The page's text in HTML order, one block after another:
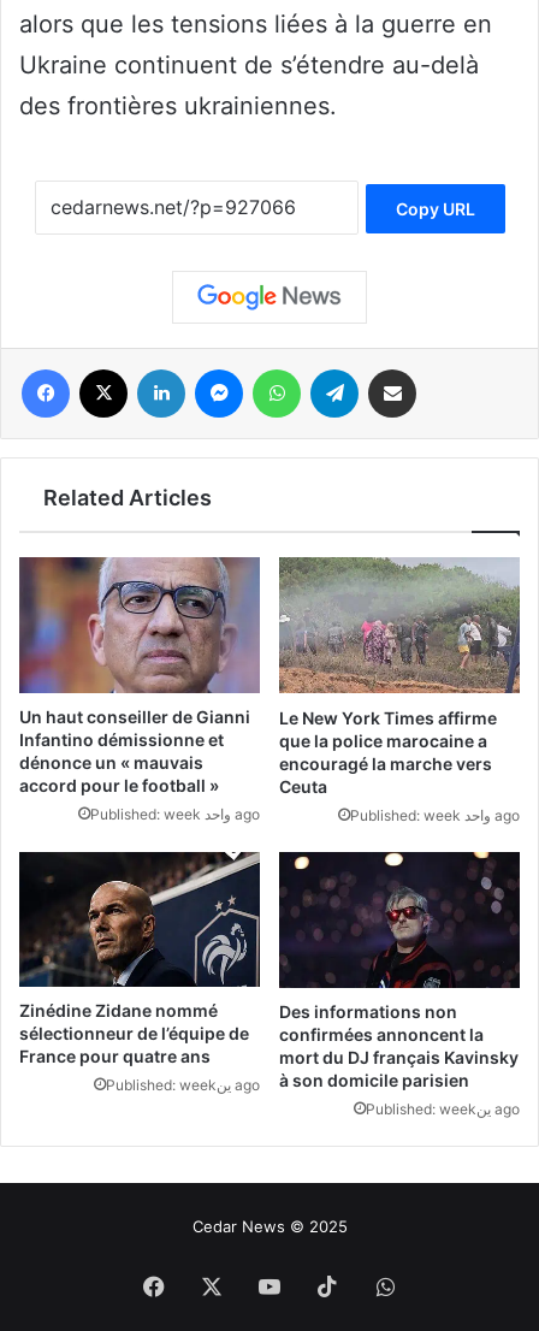
alors que les tensions liées à la guerre en
Ukraine continuent de s’étendre au-delà
des frontières ukrainiennes.
Copy URL
فيسبوك لينكدإن ماسنجر واتساب تيلقرام مشاركة عبر البريد
Related Articles
Le New York Times affirme
que la police marocaine a
encouragé la marche vers
Ceuta
Published: week واحد ago
Un haut conseiller de Gianni
Infantino démissionne et
dénonce un « mauvais
accord pour le football »
Published: week واحد ago
Des informations non
confirmées annoncent la
mort du DJ français Kavinsky
à son domicile parisien
Published: weekين ago
Zinédine Zidane nommé
sélectionneur de l’équipe de
France pour quatre ans
Published: weekين ago
Cedar News © 2025
فيسبوك ‫YouTube‫TikTokواتساب